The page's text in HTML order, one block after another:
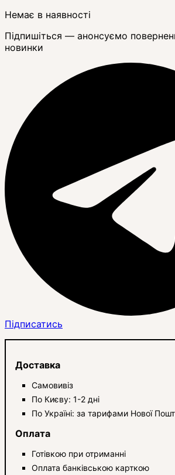
Немає в наявності
Підпишіться — анонсуємо
новинки
Підписатись
Доставка
Самовивіз
По Києву: 1-2 дні
По Україні: за тарифами Нової
Оплата
Готівкою при отриманні
Оплата банківською карткою